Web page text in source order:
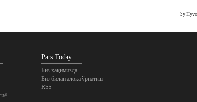
Pars Today
Биз ҳақимизда
Биз билан алоқа ўрнатиш
RSS